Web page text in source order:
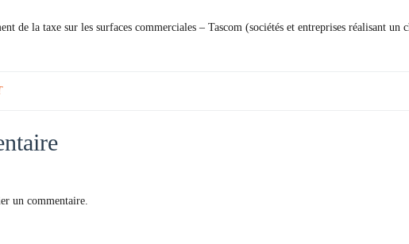
de la taxe sur les surfaces commerciales – Tascom (sociétés et entreprises réalisant
un commentaire.